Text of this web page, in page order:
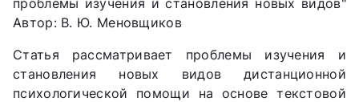
проблемы изучения и становления новых видов"
Автор: В. Ю. Меновщиков
Статья рассматривает проблемы изучения и
становления новых видов дистанционной
психологической помощи на основе текстовой